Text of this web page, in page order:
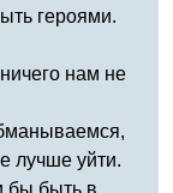
героями.
нам не
лучше уйти.
бы быть в